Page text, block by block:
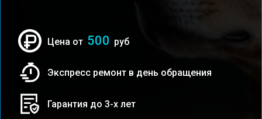
Цена от 500 руб
Экспресс ремонт в день обращения
Гарантия до 3-х лет